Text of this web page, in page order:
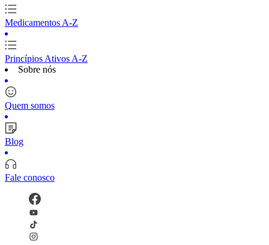
Medicamentos A-Z
Princípios Ativos A-Z
Sobre nós
Quem somos
Blog
Fale conosco